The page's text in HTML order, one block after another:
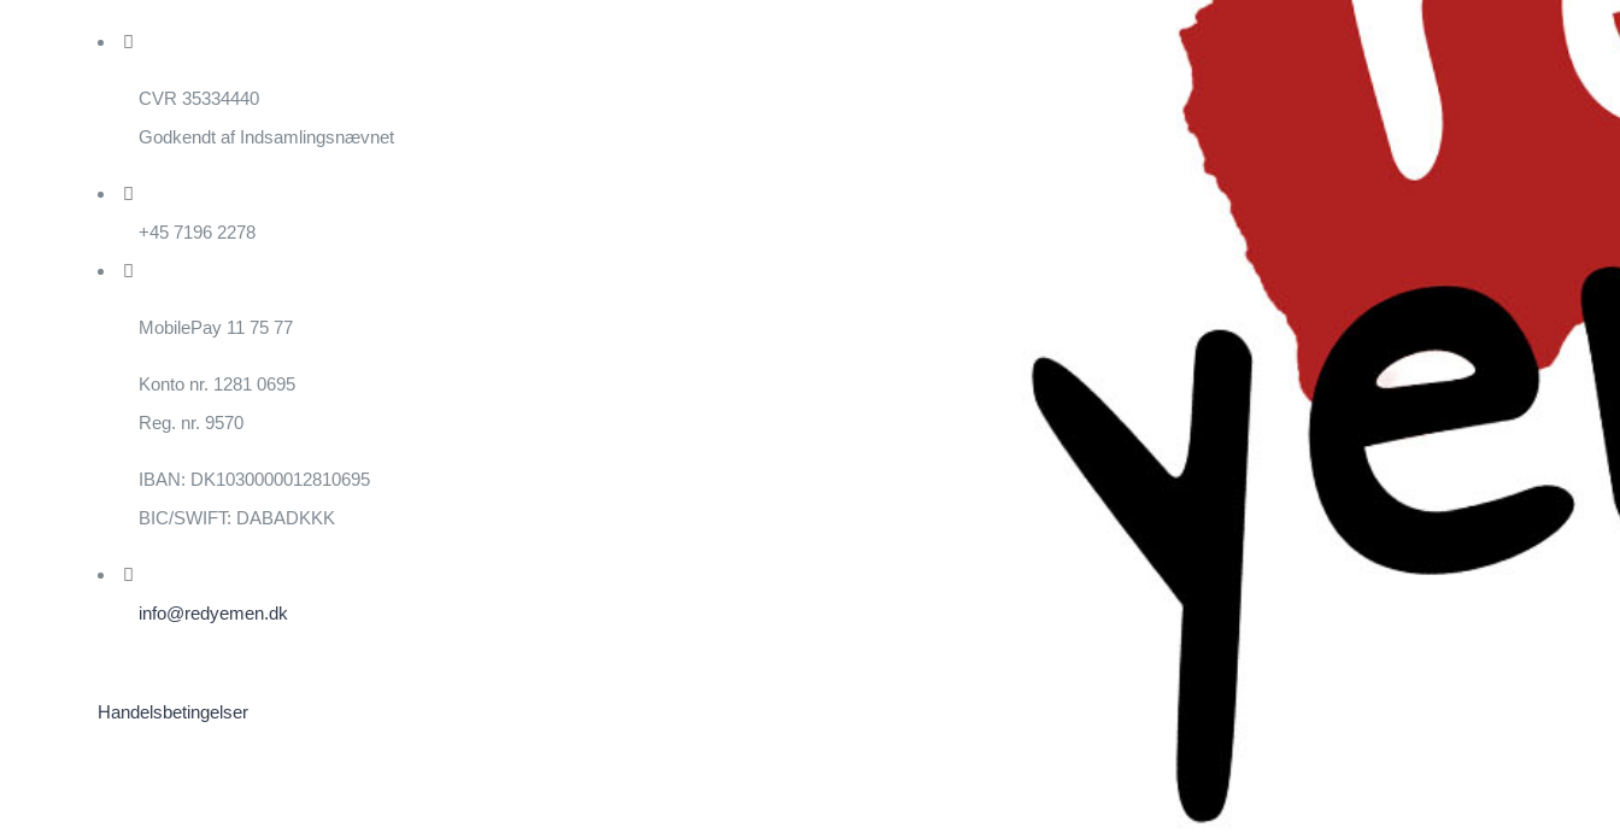
CVR 35334440
Godkendt af Indsamlingsnævnet
+45 7196 2278
MobilePay 11 75 77
Konto nr. 1281 0695
Reg. nr. 9570
IBAN: DK1030000012810695
BIC/SWIFT: DABADKKK
info@redyemen.dk
Handelsbetingelser